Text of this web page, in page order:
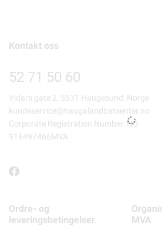
Kontakt oss
52 71 50 60
Vidars gate 2, 5531 Haugesund, Norge
kundeservice@haugalandbatsenter.no
Corporate Registration Number: NO
916497466MVA
Ordre- og
leveringsbetingelser.
MVA